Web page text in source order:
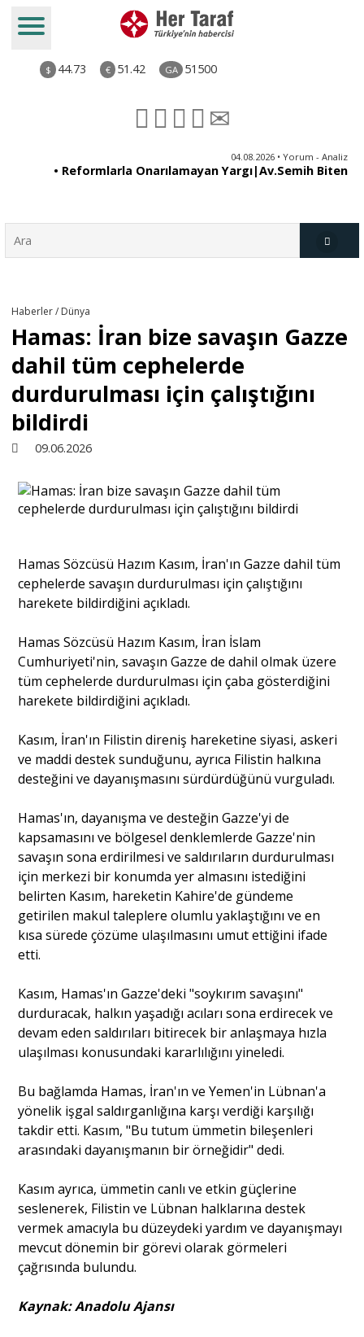
$ 44.73 € 51.42 GA 51500
04.08.2026 • Yorum - Analiz
• Reformlarla Onarılamayan Yargı|Av.Semih Biten
Derkenar
Sivil Toplum
Ekonomi
Dünya
Yorum - Analiz
Söyleşi
Portre
Yazarlar
Eğitim
Ankara Analiz
Sağlık
Haberler / Dünya
Hamas: İran bize savaşın Gazze
dahil tüm cephelerde
durdurulması için çalıştığını
bildirdi
09.06.2026
Hamas Sözcüsü Hazım Kasım, İran'ın Gazze dahil tüm
cephelerde savaşın durdurulması için çalıştığını
harekete bildirdiğini açıkladı.
Hamas Sözcüsü Hazım Kasım, İran İslam
Cumhuriyeti'nin, savaşın Gazze de dahil olmak üzere
tüm cephelerde durdurulması için çaba gösterdiğini
harekete bildirdiğini açıkladı.
Kasım, İran'ın Filistin direniş hareketine siyasi, askeri
ve maddi destek sunduğunu, ayrıca Filistin halkına
desteğini ve dayanışmasını sürdürdüğünü vurguladı.
Hamas'ın, dayanışma ve desteğin Gazze'yi de
kapsamasını ve bölgesel denklemlerde Gazze'nin
savaşın sona erdirilmesi ve saldırıların durdurulması
için merkezi bir konumda yer almasını istediğini
belirten Kasım, hareketin Kahire'de gündeme
getirilen makul taleplere olumlu yaklaştığını ve en
kısa sürede çözüme ulaşılmasını umut ettiğini ifade
etti.
Kasım, Hamas'ın Gazze'deki "soykırım savaşını"
durduracak, halkın yaşadığı acıları sona erdirecek ve
devam eden saldırıları bitirecek bir anlaşmaya hızla
ulaşılması konusundaki kararlılığını yineledi.
Bu bağlamda Hamas, İran'ın ve Yemen'in Lübnan'a
yönelik işgal saldırganlığına karşı verdiği karşılığı
takdir etti. Kasım, "Bu tutum ümmetin bileşenleri
arasındaki dayanışmanın bir örneğidir" dedi.
Kasım ayrıca, ümmetin canlı ve etkin güçlerine
seslenerek, Filistin ve Lübnan halklarına destek
vermek amacıyla bu düzeydeki yardım ve dayanışmayı
mevcut dönemin bir görevi olarak görmeleri
çağrısında bulundu.
Kaynak: Anadolu Ajansı